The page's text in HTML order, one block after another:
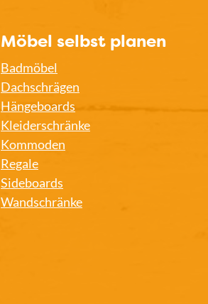
Möbel selbst planen
Badmöbel
Dachschrägen
Hängeboards
Kleiderschränke
Kommoden
Regale
Sideboards
Wandschränke